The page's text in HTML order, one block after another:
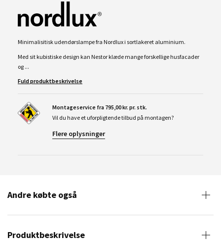
Minimalisitisk udendørslampe fra Nordlux i sortlakeret aluminium.
Med sit kubistiske design kan Nestor klæde mange forskellige husfacader
og ...
Fuld produktbeskrivelse
Montageservice fra 795,00 kr. pr. stk.
Vil du have et uforpligtende tilbud på montagen?
Flere oplysninger
Andre købte også
Produktbeskrivelse